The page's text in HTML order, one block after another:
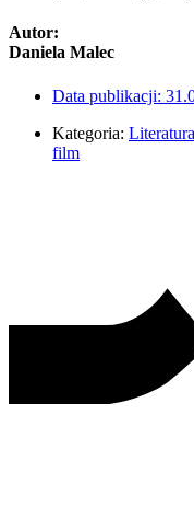
Autor:
Daniela Malec
Data publikacji:
Kategoria: Literatura
film